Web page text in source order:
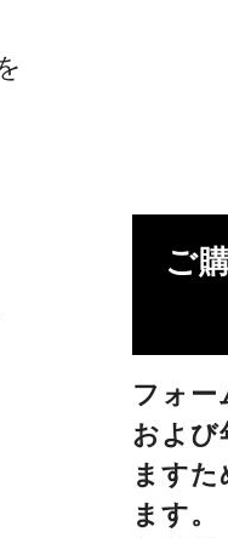
ご
フォー
および
ます
ます。